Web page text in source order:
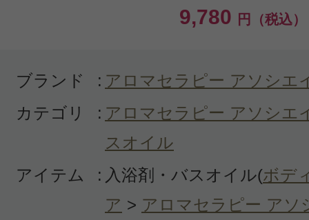
ゆずみー 様／50代後半
感じた効能：乾燥(ボディ)/疲れ・コリ
9,780 円（税込）
ブランド : アロマセラピー アソシエ
カテゴリ
: アロマセラピー アソシエ
スオイル
アイテム
: 入浴剤・バスオイル(ボデ
ア > アロマセラピー アソ